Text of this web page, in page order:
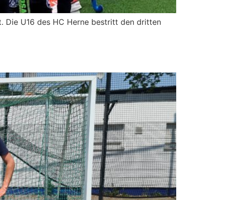
Die U16 des HC Herne bestritt den dritten